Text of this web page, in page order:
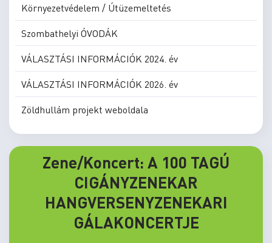
Környezetvédelem / Útüzemeltetés
Szombathelyi ÓVODÁK
VÁLASZTÁSI INFORMÁCIÓK 2024. év
VÁLASZTÁSI INFORMÁCIÓK 2026. év
Zöldhullám projekt weboldala
Zene/Koncert: A 100 TAGÚ
CIGÁNYZENEKAR
HANGVERSENYZENEKARI
GÁLAKONCERTJE